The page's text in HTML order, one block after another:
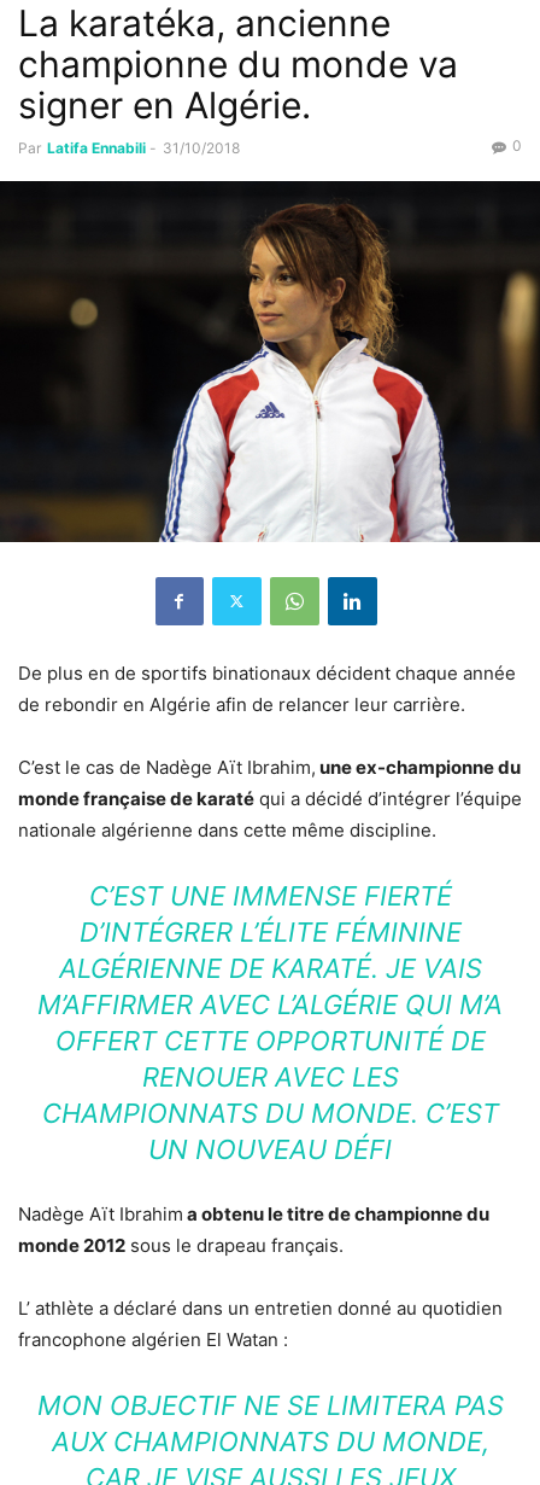
La karatéka, ancienne
championne du monde va
signer en Algérie.
Par Latifa Ennabili - 31/10/2018 0
De plus en de sportifs binationaux décident chaque année
de rebondir en Algérie afin de relancer leur carrière.
C’est le cas de Nadège Aït Ibrahim, une ex-championne du
monde française de karaté qui a décidé d’intégrer l’équipe
nationale algérienne dans cette même discipline.
C’EST UNE IMMENSE FIERTÉ
D’INTÉGRER L’ÉLITE FÉMININE
ALGÉRIENNE DE KARATÉ. JE VAIS
M’AFFIRMER AVEC L’ALGÉRIE QUI M’A
OFFERT CETTE OPPORTUNITÉ DE
RENOUER AVEC LES
CHAMPIONNATS DU MONDE. C’EST
UN NOUVEAU DÉFI
Nadège Aït Ibrahim a obtenu le titre de championne du
monde 2012 sous le drapeau français.
L’ athlète a déclaré dans un entretien donné au quotidien
francophone algérien El Watan :
MON OBJECTIF NE SE LIMITERA PAS
AUX CHAMPIONNATS DU MONDE,
CAR JE VISE AUSSI LES JEUX